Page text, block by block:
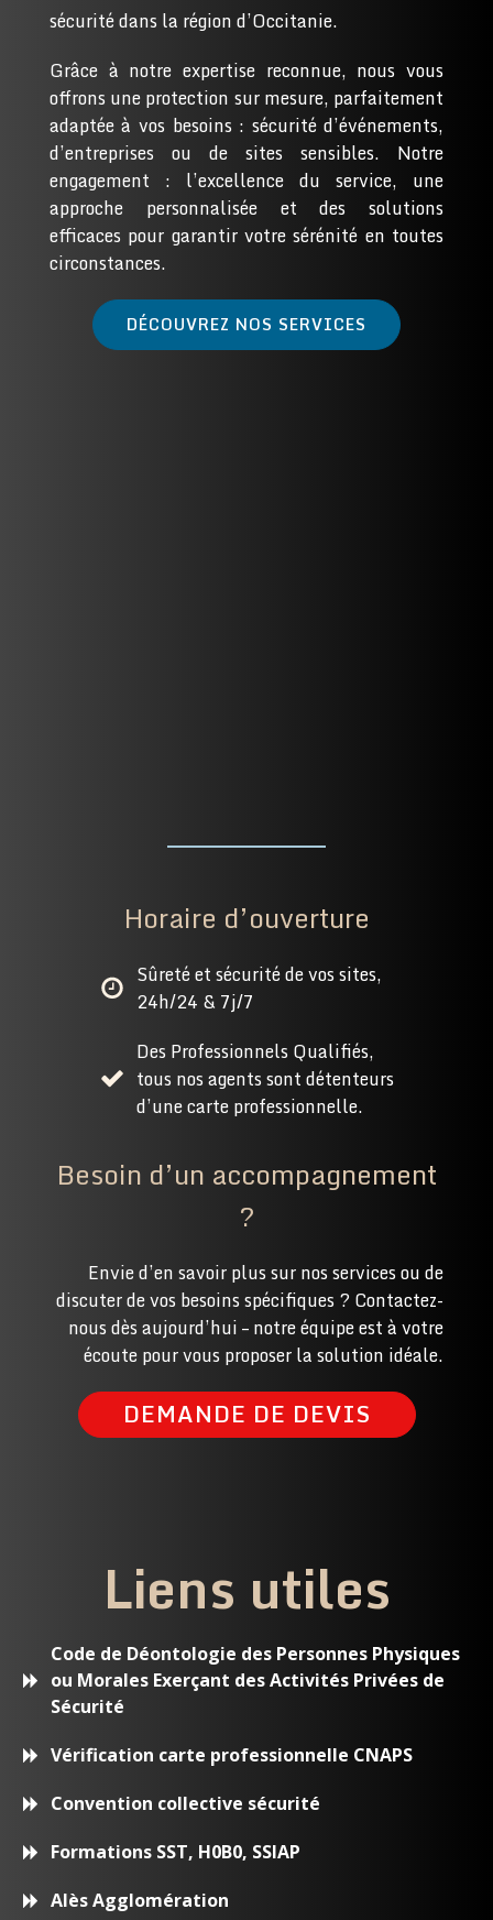
sécurité dans la région d’Occitanie.
Grâce à notre expertise reconnue, nous vous
offrons une protection sur mesure, parfaitement
adaptée à vos besoins : sécurité d’événements,
d’entreprises ou de sites sensibles. Notre
engagement : l’excellence du service, une
approche personnalisée et des solutions
efficaces pour garantir votre sérénité en toutes
circonstances.
DÉCOUVREZ NOS SERVICES
Horaire d’ouverture
Sûreté et sécurité de vos sites,
24h/24 & 7j/7
Des Professionnels Qualifiés,
tous nos agents sont détenteurs
d’une carte professionnelle.
Besoin d’un accompagnement
?
Envie d’en savoir plus sur nos services ou de
discuter de vos besoins spécifiques ? Contactez-
nous dès aujourd’hui – notre équipe est à votre
écoute pour vous proposer la solution idéale.
DEMANDE DE DEVIS
Liens utiles
Code de Déontologie des Personnes Physiques
ou Morales Exerçant des Activités Privées de
Sécurité
Vérification carte professionnelle CNAPS
Convention collective sécurité
Formations SST, H0B0, SSIAP
Alès Agglomération